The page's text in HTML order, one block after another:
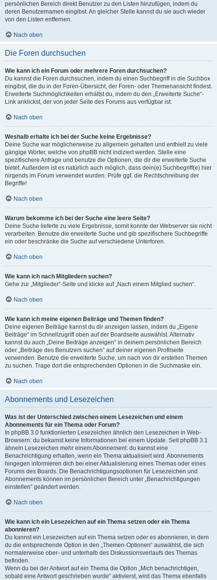
persönlichen Bereich direkt Benutzer zu den Listen hinzufügen, indem du
deren Benutzernamen eingibst. An gleicher Stelle kannst du sie auch wieder
von den Listen entfernen.
Nach oben
Die Foren durchsuchen
Wie kann ich ein Forum oder mehrere Foren durchsuchen?
Du kannst die Foren durchsuchen, indem du einen Suchbegriff in die Suchbox
eingibst, die du in der Foren-Übersicht, der Foren- oder Themenansicht findest.
Erweiterte Suchmöglichkeiten erhältst du, indem du den „Erweiterte Suche“-
Link anklickst, der von jeder Seite des Forums aus verfügbar ist.
Nach oben
Weshalb erhalte ich bei der Suche keine Ergebnisse?
Deine Suche war möglicherweise zu allgemein gehalten und enthielt zu viele
gängige Wörter, welche von phpBB nicht indiziert werden. Stelle eine
spezifischere Anfrage und benutze die Optionen, die dir die erweiterte Suche
bietet. Außerdem ist es natürlich auch möglich, dass dein(e) Suchbegriff(e) hier
nirgends im Forum verwendet wurden. Prüfe ggf. die Rechtschreibung der
Begriffe!
Nach oben
Warum bekomme ich bei der Suche eine leere Seite?
Deine Suche lieferte zu viele Ergebnisse, somit konnte der Webserver sie nicht
verarbeiten. Benutze die erweiterte Suche und gib spezifischere Suchbegriffe
ein oder beschränke die Suche auf verschiedene Unterforen.
Nach oben
Wie kann ich nach Mitgliedern suchen?
Gehe zur „Mitglieder“-Seite und klicke auf „Nach einem Mitglied suchen“.
Nach oben
Wie kann ich meine eigenen Beiträge und Themen finden?
Deine eigenen Beiträge kannst du dir anzeigen lassen, indem du „Eigene
Beiträge“ im Schnellzugriff oben auf der Boardseite auswählst. Alternativ
kannst du auch „Deine Beiträge anzeigen“ in deinem persönlichen Bereich
oder „Beiträge des Benutzers suchen“ auf deiner eigenen Profilseite
verwenden. Benutze die erweiterte Suche, um nach von dir erstellen Themen
zu suchen. Trage dort die entsprechenden Optionen in die Suchmaske ein.
Nach oben
Abonnements und Lesezeichen
Was ist der Unterschied zwischen einem Lesezeichen und einem
Abonnements für ein Thema oder Forum?
In phpBB 3.0 funktionierten Lesezeichen ähnlich den Lesezeichen in Web-
Browsern: du bekamst keine Informationen bei einem Update. Seit phpBB 3.1
ähneln Lesezeichen mehr einem Abonnement: du kannst eine
Benachrichtigung erhalten, wenn ein Thema aktualisiert wird. Abonnements
hingegen informieren dich bei einer Aktualisierung eines Themas oder eines
Forums des Boards. Die Benachrichtigungsoptionen für Lesezeichen und
Abonnements können im persönlichen Bereich unter „Benachrichtigungen
einstellen“ geändert werden.
Nach oben
Wie kann ich ein Lesezeichen auf ein Thema setzen oder ein Thema
abonnieren?
Du kannst ein Lesezeichen auf ein Thema setzen oder es abonnieren, in dem
du die entsprechende Option in den „Themen-Optionen“ auswählst, die sich
normalerweise ober- und unterhalb des Diskussionsverlaufs des Themas
befinden.
Wenn du bei der Antwort auf ein Thema die Option „Mich benachrichtigen,
sobald eine Antwort geschrieben wurde“ aktivierst, wird das Thema ebenfalls